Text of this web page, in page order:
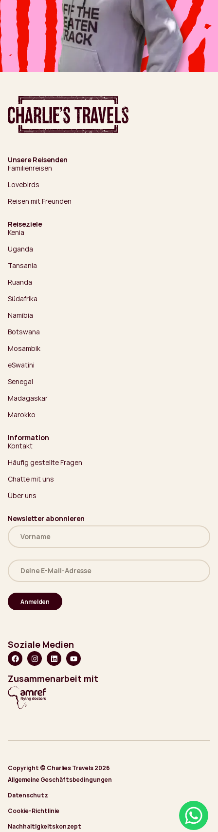
Unsere Reisenden
Familienreisen
Lovebirds
Reisen mit Freunden
Reiseziele
Kenia
Uganda
Tansania
Ruanda
Südafrika
Namibia
Botswana
Mosambik
eSwatini
Senegal
Madagaskar
Marokko
Information
Kontakt
Häufig gestellte Fragen
Chatte mit uns
Über uns
Newsletter abonnieren
Name
(erforderlich)
Deine
E-
Mail-
(erforderlich)
Soziale Medien
Zusammenarbeit mit
Copyright © Charlies Travels 2026
Allgemeine Geschäftsbedingungen
Datenschutz
Cookie-Richtlinie
Nachhaltigkeitskonzept